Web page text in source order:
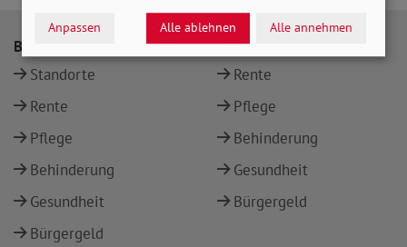
Beratung
Standorte
Rente
Pflege
Behinderung
Gesundheit
Bürgergeld
Themen
Rente
Pflege
Behinderung
Gesundheit
Bürgergeld
Anpassen Alle ablehnen Alle annehmen